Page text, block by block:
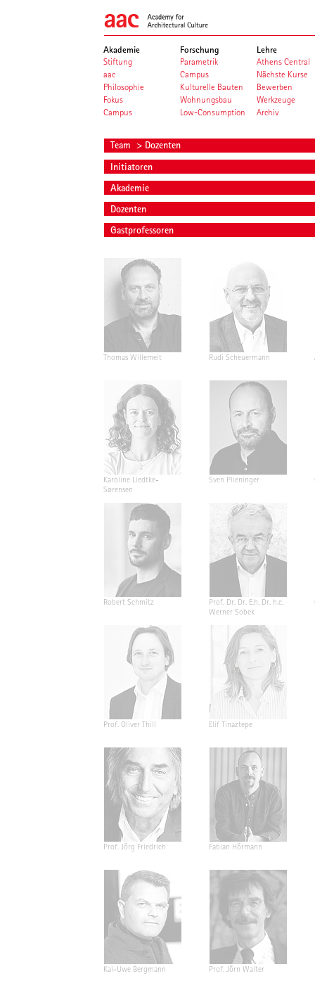
Akademie
Stiftung
aac
Philosophie
Fokus
Campus
Forschung
Parametrik
Campus
Kulturelle Bauten
Wohnungsbau
Low-Consumption
Lehre
Athens Central
Nächste Kurse
Bewerben
Werkzeuge
Archiv
Team > Dozenten
Initiatoren
Akademie
Dozenten
Gastprofessoren
Thomas Willemeit Rudi Scheuermann
Karoline Liedtke-
Sørensen
Sven Plieninger
Robert Schmitz
Prof. Dr. Dr. E.h. Dr. h.c.
Werner Sobek
Prof. Oliver Thill Elif Tinaztepe
Prof. Jörg Friedrich Fabian Hörmann
Kai-Uwe Bergmann Prof. Jörn Walter